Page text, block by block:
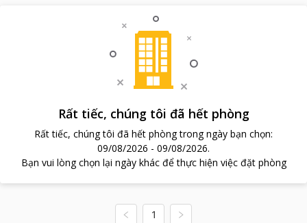
Rất tiếc, chúng tôi đã hết phòng
Rất tiếc, chúng tôi đã hết phòng trong ngày bạn chọn:
09/08/2026 - 09/08/2026.
Bạn vui lòng chọn lại ngày khác để thực hiện việc đặt phòng
1